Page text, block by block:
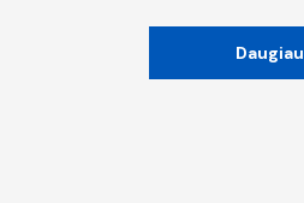
Daugiau